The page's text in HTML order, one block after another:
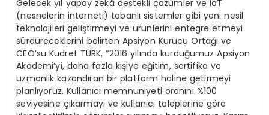
Gelecek yıl yapay zekâ destekli çözümler ve IoT
(nesnelerin interneti) tabanlı sistemler gibi yeni nesil
teknolojileri geliştirmeyi ve ürünlerini entegre etmeyi
sürdüreceklerini belirten Apsiyon Kurucu Ortağı ve
CEO’su Kudret TÜRK, “2016 yılında kurduğumuz Apsiyon
Akademi’yi, daha fazla kişiye eğitim, sertifika ve
uzmanlık kazandıran bir platform haline getirmeyi
planlıyoruz. Kullanıcı memnuniyeti oranını %100
seviyesine çıkarmayı ve kullanıcı taleplerine göre